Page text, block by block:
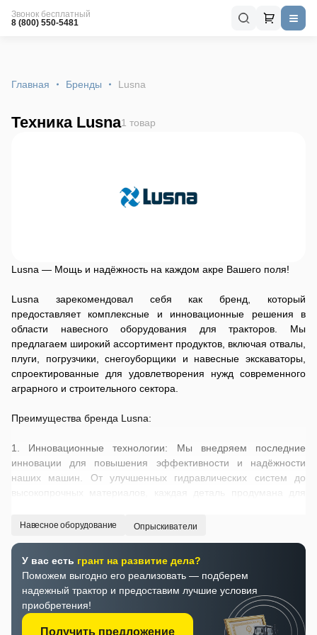
Звонок бесплатный
8 (800) 550-5481
Главная Бренды Lusna
Техника Lusna1 товар
Lusna — Мощь и надёжность на каждом акре Вашего поля!
Lusna зарекомендовал себя как бренд, который
предоставляет комплексные и инновационные решения в
области навесного оборудования для тракторов. Мы
предлагаем широкий ассортимент продуктов, включая отвалы,
плуги, погрузчики, снегоуборщики и навесные экскаваторы,
спроектированные для удовлетворения нужд современного
аграрного и строительного сектора.
Преимущества бренда Lusna:
1. Инновационные технологии: Мы внедряем последние
инновации для повышения эффективности и надёжности
наших машин. От улучшенных гидравлических систем до
разработано для выполнения разнообразных задач в
сельском хозяйстве, строительстве и коммунальном
хозяйстве. Это делает Lusna идеальным выбором для
профессионалов, ищущих универсальность и
производительность.
Навесное оборудование Опрыскиватели
У вас есть грант на развитие дела?
Поможем выгодно его реализовать — подберем
надежный трактор и предоставим лучшие условия
приобретения!
Получить предложение